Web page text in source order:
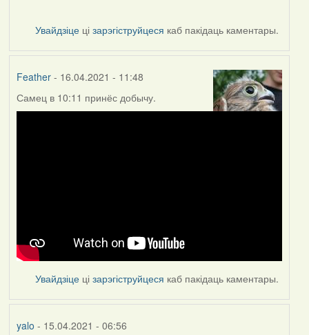
Увайдзіце цізарэгіструйцеся каб пакідаць каментары.
Feather- 16.04.2021 - 11:48
Самец в 10:11 принёс добычу.
Увайдзіце цізарэгіструйцеся каб пакідаць каментары.
yalo - 15.04.2021 - 06:56